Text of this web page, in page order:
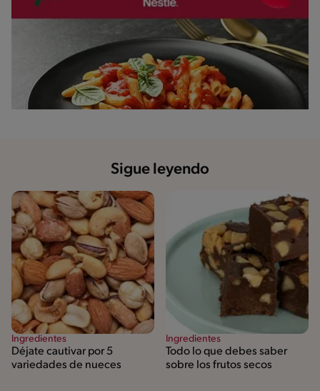
Sigue leyendo
Ingredientes
Déjate cautivar por 5
variedades de nueces
Ingredientes
Todo lo que debes saber
sobre los frutos secos